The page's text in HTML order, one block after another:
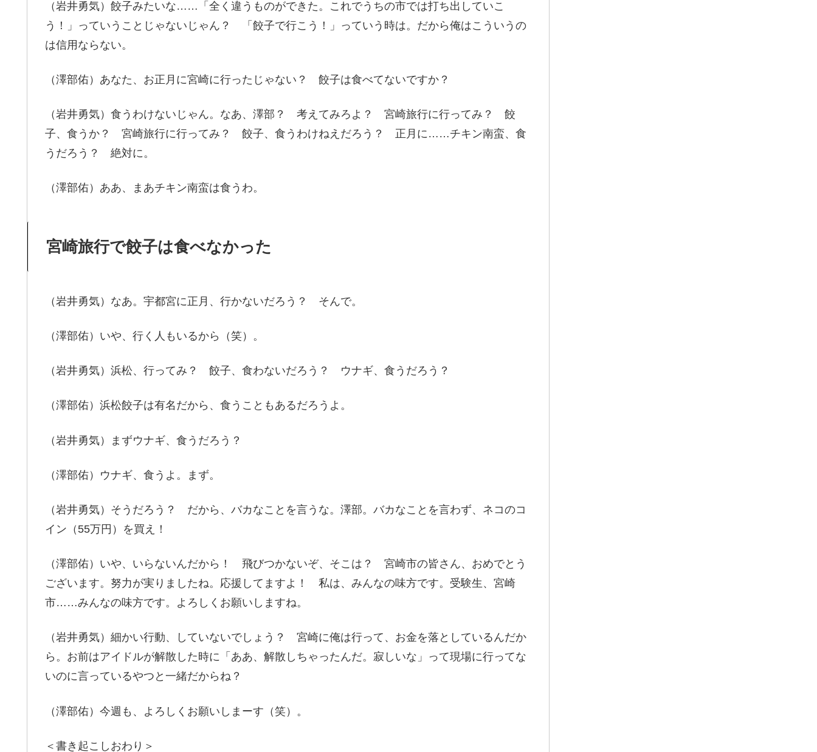
（岩井勇気）餃子みたいな……「全く違うものができた。これでうちの市では打ち出していこ
う！」っていうことじゃないじゃん？ 「餃子で行こう！」っていう時は。だから俺はこういうの
は信用ならない。
（澤部佑）あなた、お正月に宮崎に行ったじゃない？ 餃子は食べてないですか？
（岩井勇気）食うわけないじゃん。なあ、澤部？ 考えてみろよ？ 宮崎旅行に行ってみ？ 餃
子、食うか？ 宮崎旅行に行ってみ？ 餃子、食うわけねえだろう？ 正月に……チキン南蛮、食
うだろう？ 絶対に。
（澤部佑）ああ、まあチキン南蛮は食うわ。
宮崎旅行で餃子は食べなかった
（岩井勇気）なあ。宇都宮に正月、行かないだろう？ そんで。
（澤部佑）いや、行く人もいるから（笑）。
（岩井勇気）浜松、行ってみ？ 餃子、食わないだろう？ ウナギ、食うだろう？
（澤部佑）浜松餃子は有名だから、食うこともあるだろうよ。
（岩井勇気）まずウナギ、食うだろう？
（澤部佑）ウナギ、食うよ。まず。
（岩井勇気）そうだろう？ だから、バカなことを言うな。澤部。バカなことを言わず、ネコのコ
イン（55万円）を買え！
（澤部佑）いや、いらないんだから！ 飛びつかないぞ、そこは？ 宮崎市の皆さん、おめでとう
ございます。努力が実りましたね。応援してますよ！ 私は、みんなの味方です。受験生、宮崎
市……みんなの味方です。よろしくお願いしますね。
（岩井勇気）細かい行動、していないでしょう？ 宮崎に俺は行って、お金を落としているんだか
ら。お前はアイドルが解散した時に「ああ、解散しちゃったんだ。寂しいな」って現場に行ってな
いのに言っているやつと一緒だからね？
（澤部佑）今週も、よろしくお願いしまーす（笑）。
＜書き起こしおわり＞